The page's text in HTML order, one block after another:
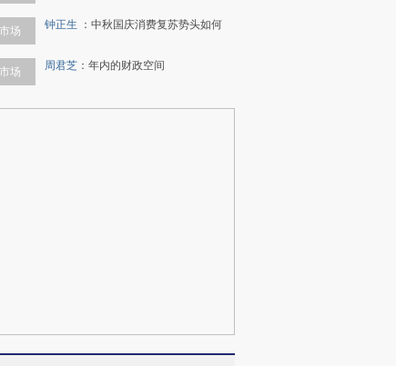
场 钟正生 ： 中秋国庆消费复苏势头如何
场 周君芝 ： 年内的财政空间